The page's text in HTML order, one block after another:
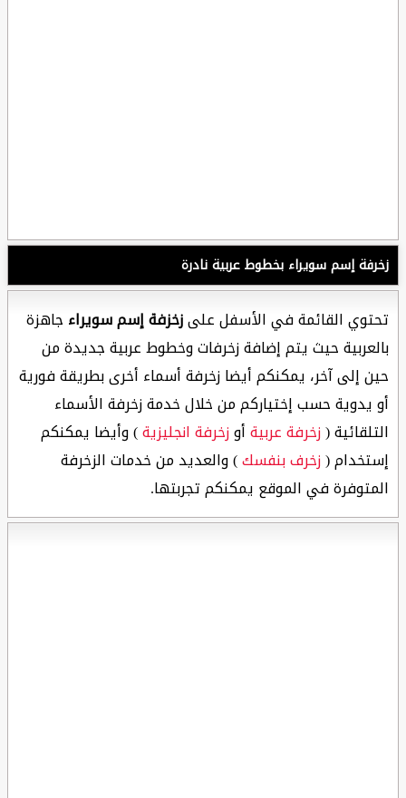
زخرفة إسم سويراء بخطوط عربية نادرة
تحتوي القائمة في الأسفل علىزخزفة إسم سويراء جاهزة
بالعربية حيث يتم إضافة زخرفات وخطوط عربية جديدة من
حين إلى آخر، يمكنكم أيضا زخرفة أسماء أخرى بطريقة فورية
أو يدوية حسب إختياركم من خلال خدمة زخرفة الأسماء
التلقائية (زخرفة عربيةأوزخرفة انجليزية) وأيضا يمكنكم
إستخدام (زخرف بنفسك) والعديد من خدمات الزخرفة
المتوفرة في الموقع يمكنكم تجربتها.